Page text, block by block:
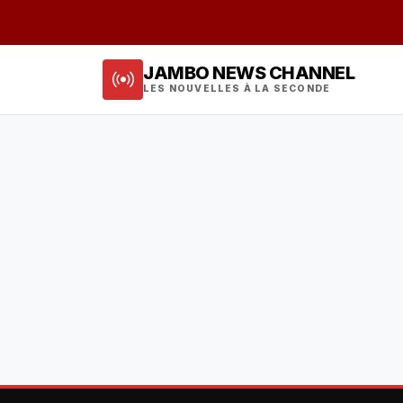
JAMBO NEWS CHANNEL
LES NOUVELLES À LA SECONDE